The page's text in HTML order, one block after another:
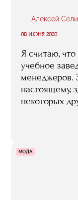
Алексей
08 ИЮНЯ 2020
Я считаю,
учебное
менеджеров.
настоящему,
некоторых
ничего
МОДА